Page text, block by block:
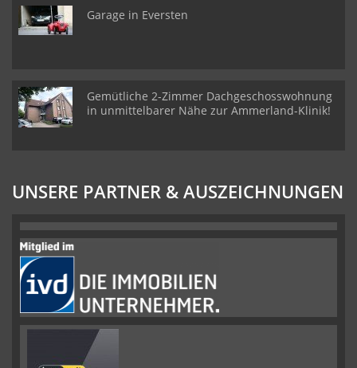
Garage in Eversten
Gemütliche 2-Zimmer Dachgeschosswohnung
in unmittelbarer Nähe zur Ammerland-Klinik!
UNSERE PARTNER & AUSZEICHNUNGEN